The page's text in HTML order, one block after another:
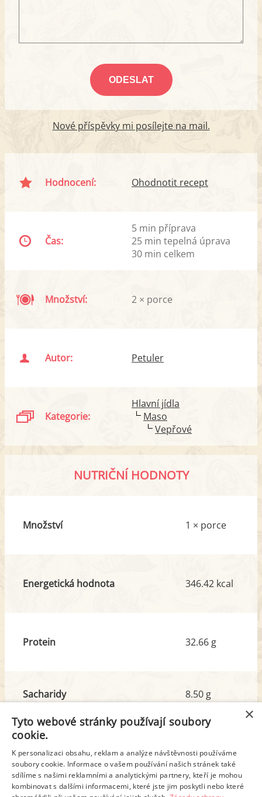
Nové příspěvky mi posílejte na mail.
Hodnocení: Ohodnotit recept
Čas:
5 min příprava
25 min tepelná úprava
30 min celkem
Množství: 2 × porce
Autor: Petuler
Kategorie:
Hlavní jídla
Maso
Vepřové
NUTRIČNÍ HODNOTY
Množství 1 × porce
Energetická hodnota 346.42 kcal
Protein 32.66 g
Sacharidy
z toho cukr
8.50 g
2.35 g
Tuk
z toho nas. mastné kyseliny
18.86 g
6.82 g
×
Tyto webové stránky používají soubory
cookie.
K personalizaci obsahu, reklam a analýze návštěvnosti používáme
soubory cookie. Informace o vašem používání našich stránek také
sdílíme s našimi reklamními a analytickými partnery, kteří je mohou
kombinovat s dalšími informacemi, které jste jim poskytli nebo které